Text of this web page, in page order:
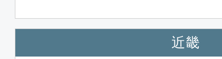
近畿